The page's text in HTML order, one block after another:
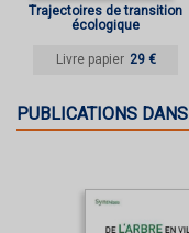
Trajectoires de transition
écologique
Livre papier 29 €
PUBLICATIONS